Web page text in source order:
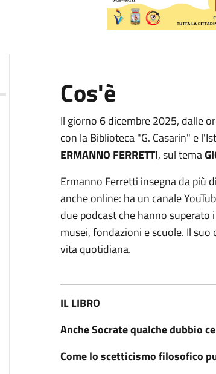
Cos'è
Il giorno 6 dicembre 2025, dalle
con la Biblioteca "G. Casarin" e
ERMANNO FERRETTI, sul tema
Ermanno Ferretti insegna da più
anche online: ha un canale
due podcast che hanno superato i
musei, fondazioni e scuole. Il
vita quotidiana.
IL LIBRO
Anche Socrate qualche dubbio
Come lo scetticismo filosofico